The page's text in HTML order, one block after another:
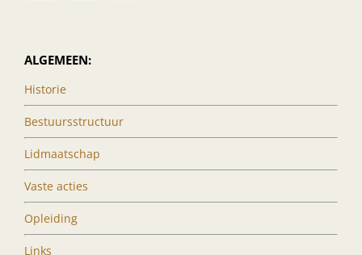
ALGEMEEN:
Historie
Bestuursstructuur
Lidmaatschap
Vaste acties
Opleiding
Links